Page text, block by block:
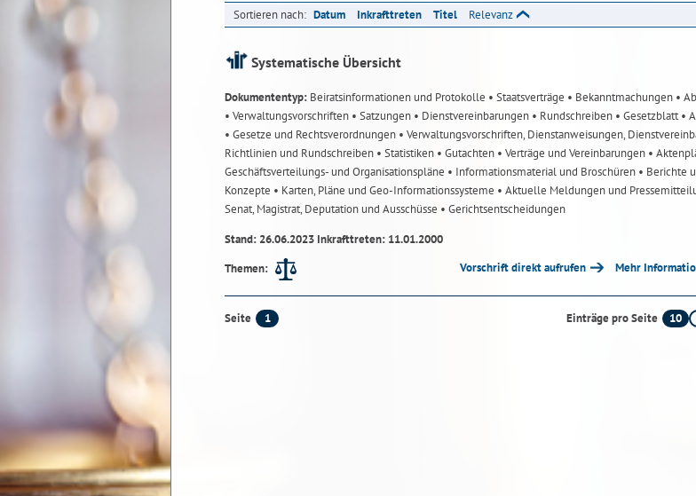
Sortieren nach: Datum Inkrafttreten Titel Relevanz
Systematische Übersicht
Dokumententyp: Beiratsinformationen und Protokolle • Staatsverträge • Bekanntmachungen •
• Verwaltungsvorschriften • Satzungen • Dienstvereinbarungen • Rundschreiben • Gesetzblatt•
• Gesetze und Rechtsverordnungen • Verwaltungsvorschriften, Dienstanweisungen,
Richtlinien und Rundschreiben • Statistiken • Gutachten • Verträge und Vereinbarungen •
Geschäftsverteilungs- und Organisationspläne • Informationsmaterial und Broschüren • Berichte
Konzepte • Karten, Pläne und Geo-Informationssysteme • Aktuelle Meldungen und
Senat, Magistrat, Deputation und Ausschüsse • Gerichtsentscheidungen
Stand: 26.06.2023 Inkrafttreten: 11.01.2000
Themen:
Vorschrift direkt aufrufen Mehr
Seite 1 Einträge pro Seite 10